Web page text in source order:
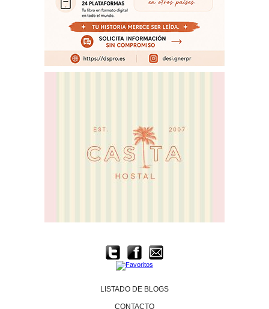
LISTADO DE BLOGS
CONTACTO